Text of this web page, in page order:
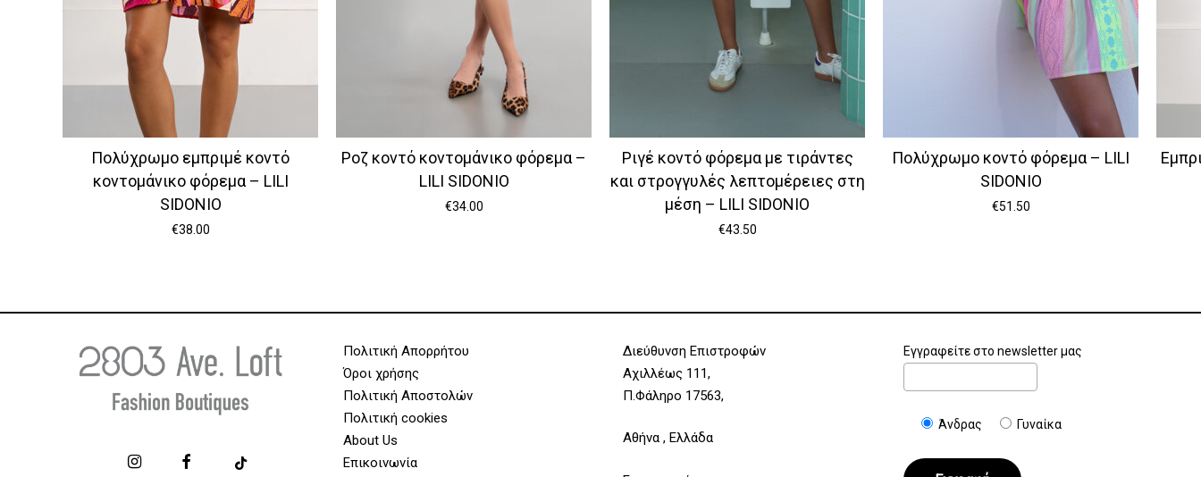
Πολύχρωμο εμπριμέ κοντό
κοντομάνικο φόρεμα – LILI
SIDONIO
€38.00
Ροζ κοντό κοντομάνικο φόρεμα –
LILI SIDONIO
€34.00
Ριγέ κοντό φόρεμα με τιράντες
και στρογγυλές λεπτομέρειες στη
μέση – LILI SIDONIO
€43.50
Πολύχρωμο κοντό φόρεμα – LILI
SIDONIO
€51.50
Πολιτική Απορρήτου
Όροι χρήσης
Πολιτική Αποστολών
Πολιτική cookies
About Us
Επικοινωνία
Διεύθυνση Επιστροφών
Αχιλλέως 111,
Π.Φάληρο 17563,
Αθήνα , Ελλάδα
Εγγραφείτε στο newsletter μας
Άνδρας Γυναίκα